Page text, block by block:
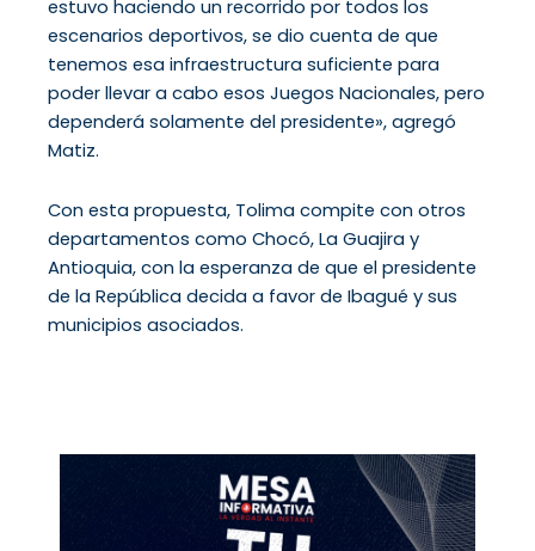
estuvo haciendo un recorrido por todos los
escenarios deportivos, se dio cuenta de que
tenemos esa infraestructura suficiente para
poder llevar a cabo esos Juegos Nacionales, pero
dependerá solamente del presidente», agregó
Matiz.
Con esta propuesta, Tolima compite con otros
departamentos como Chocó, La Guajira y
Antioquia, con la esperanza de que el presidente
de la República decida a favor de Ibagué y sus
municipios asociados.